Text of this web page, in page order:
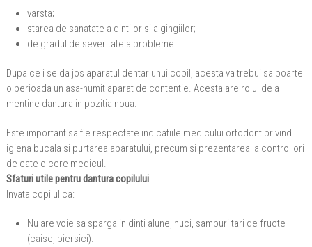
varsta;
starea de sanatate a dintilor si a gingiilor;
de gradul de severitate a problemei.
Dupa ce i se da jos aparatul dentar unui copil, acesta va trebui sa poarte
o perioada un asa-numit aparat de contentie. Acesta are rolul de a
mentine dantura in pozitia noua.
Este important sa fie respectate indicatiile medicului ortodont privind
igiena bucala si purtarea aparatului, precum si prezentarea la control ori
de cate o cere medicul.
Sfaturi utile pentru dantura copilului
Invata copilul ca:
Nu are voie sa sparga in dinti alune, nuci, samburi tari de fructe
(caise, piersici).